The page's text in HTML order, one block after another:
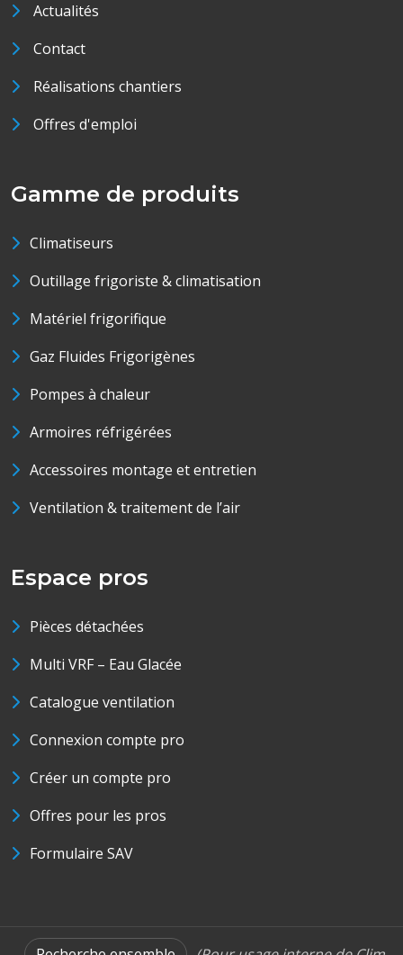
Actualités
Contact
Réalisations chantiers
Offres d'emploi
Gamme de produits
Climatiseurs
Outillage frigoriste & climatisation
Matériel frigorifique
Gaz Fluides Frigorigènes
Pompes à chaleur
Armoires réfrigérées
Accessoires montage et entretien
Ventilation & traitement de l’air
Espace pros
Pièces détachées
Multi VRF – Eau Glacée
Catalogue ventilation
Connexion compte pro
Créer un compte pro
Offres pour les pros
Formulaire SAV